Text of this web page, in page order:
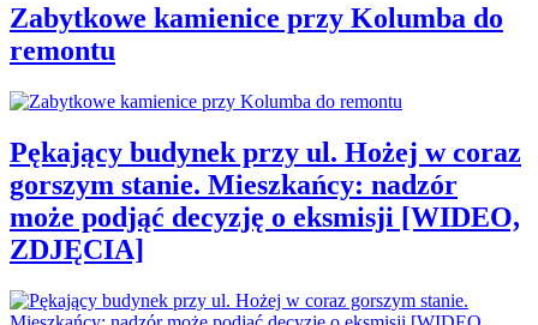
Zabytkowe kamienice przy Kolumba do
remontu
Pękający budynek przy ul. Hożej w coraz
gorszym stanie. Mieszkańcy: nadzór
może podjąć decyzję o eksmisji [WIDEO,
ZDJĘCIA]